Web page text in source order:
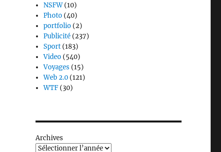
NSFW(10)
Photo (40)
portfolio (2)
Publicité (237)
Sport (183)
Video (540)
Voyages (15)
Web 2.0 (121)
WTF (30)
Archives